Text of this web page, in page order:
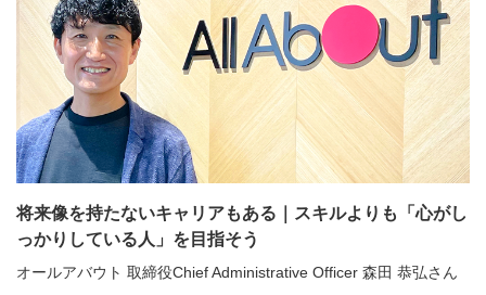
将来像を持たないキャリアもある｜スキルよりも「心がし
っかりしている人」を目指そう
オールアバウト 取締役Chief Administrative Officer 森田 恭弘さん